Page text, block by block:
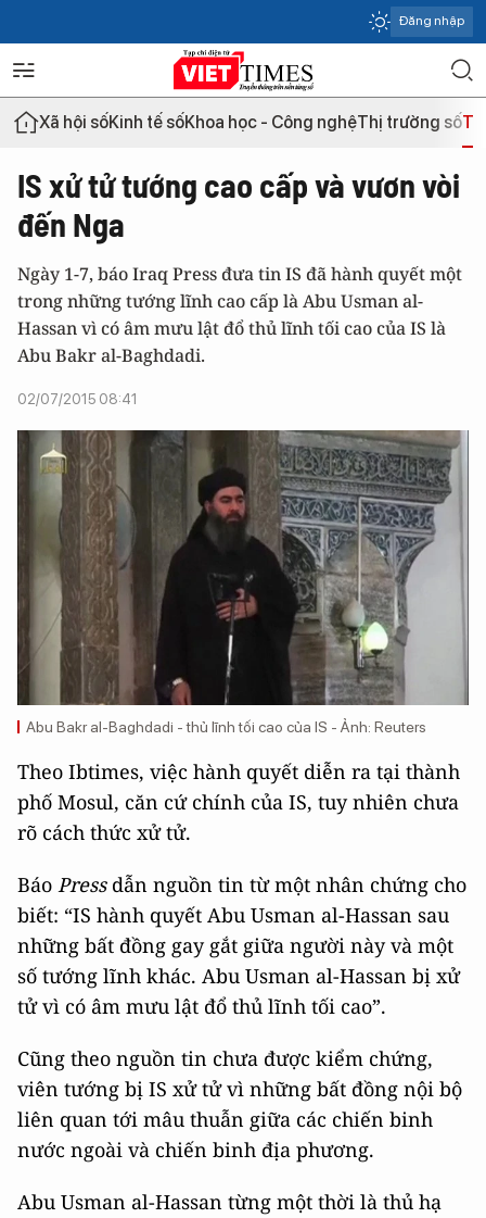
Đăng nhập
Xã hội sốKinh tế sốKhoa học - Công nghệThị trường số
IS xử tử tướng cao cấp và vươn vòi
đến Nga
Ngày 1-7, báo Iraq Press đưa tin IS đã hành quyết một
trong những tướng lĩnh cao cấp là Abu Usman al-
Hassan vì có âm mưu lật đổ thủ lĩnh tối cao của IS là
Abu Bakr al-Baghdadi.
02/07/2015 08:41
Abu Bakr al-Baghdadi - thủ lĩnh tối cao của IS - Ảnh: Reuters
Theo Ibtimes, việc hành quyết diễn ra tại thành
phố Mosul, căn cứ chính của IS, tuy nhiên chưa
rõ cách thức xử tử.
Báo Pressdẫn nguồn tin từ một nhân chứng cho
biết: “IS hành quyết Abu Usman al-Hassan sau
những bất đồng gay gắt giữa người này và một
số tướng lĩnh khác. Abu Usman al-Hassan bị xử
tử vì có âm mưu lật đổ thủ lĩnh tối cao”.
Cũng theo nguồn tin chưa được kiểm chứng,
viên tướng bị IS xử tử vì những bất đồng nội bộ
liên quan tới mâu thuẫn giữa các chiến binh
nước ngoài và chiến binh địa phương.
Abu Usman al-Hassan từng một thời là thủ hạ